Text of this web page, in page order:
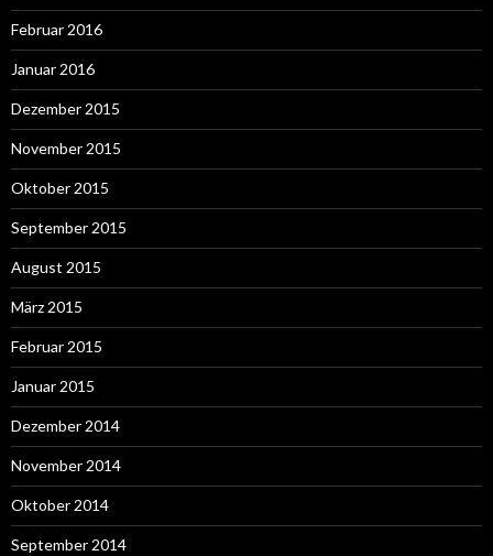
Februar 2016
Januar 2016
Dezember 2015
November 2015
Oktober 2015
September 2015
August 2015
März 2015
Februar 2015
Januar 2015
Dezember 2014
November 2014
Oktober 2014
September 2014